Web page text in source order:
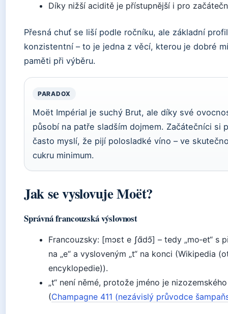
Díky nižší aciditě je přístupnější i pro
Přesná chuť se liší podle ročníku, ale základní
konzistentní – to je jedna z věcí, kterou je dobré
paměti při výběru.
PARADOX
Moët Impérial je suchý Brut, ale díky své
působí na patře sladším dojmem. Začátečníci si
často myslí, že pijí polosladké víno – ve
cukru minimum.
Jak se vyslovuje Moët?
Správná francouzská výslovnost
Francouzsky: [mɔɛt e ʃɑ̃dɔ̃] – tedy „mo‑et“ s
na „e“ a vysloveným „t“ na konci (Wikipedia
encyklopedie)).
„t“ není němé, protože jméno je
(Champagne 411 (nezávislý průvodce